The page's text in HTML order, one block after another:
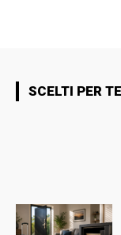
SCELTI PER TE